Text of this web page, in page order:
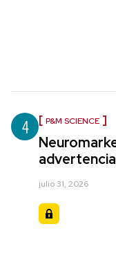
4 P&M SCIENCE
julio 31, 2026